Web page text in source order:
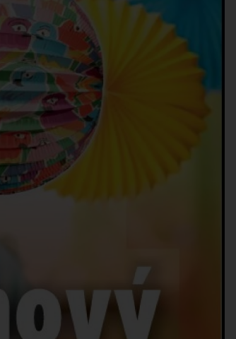
ZÁVEREČNÝ ÚČET
VAJNORSKÁ
PROTIPOŽIARNA